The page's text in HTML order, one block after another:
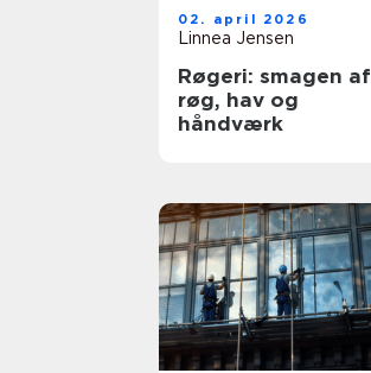
02. april 2026
Linnea Jensen
Røgeri: smagen af
røg, hav og
håndværk